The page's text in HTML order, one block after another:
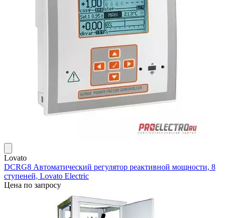
Lovato
DCRG8 Автоматический регулятор реактивной мощности, 8
ступеней, Lovato Electric
Цена по запросу